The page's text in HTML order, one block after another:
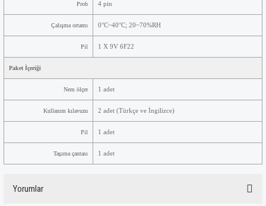
Prob 4 pin
Çalışma ortamı 0°C~40°C; 20~70%RH
Pil 1 X 9V 6F22
Paket İçeriği
Nem ölçer 1 adet
Kullanım kılavuzu 2 adet (Türkçe ve İngilizce)
Pil 1 adet
Taşıma çantası 1 adet
Yorumlar